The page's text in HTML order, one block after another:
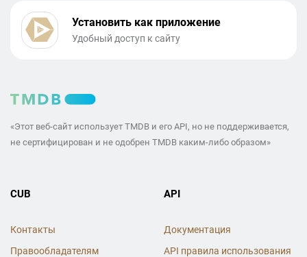
Установить как приложение
Удобный доступ к сайту
«Этот веб-сайт использует TMDB и его API, но не поддерживается,
не сертифицирован и не одобрен TMDB каким-либо образом»
CUB
Контакты
Правообладателям
API
Документация
API правила использования